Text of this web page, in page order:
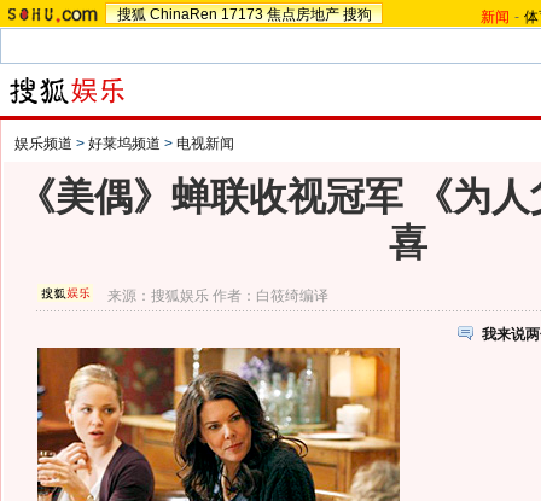
搜狐 ChinaRen 17173 焦点房地产 搜狗 新闻 -
娱乐频道 > 好莱坞频道 > 电视新闻
《美偶》蝉联收视冠军 《为
喜
来源：搜狐娱乐 作者：白筱绮编译
我来说